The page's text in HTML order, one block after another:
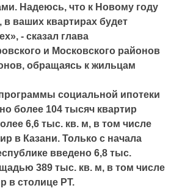
Надеюсь, что к Новому году
ваших квартирах будет
- сказал глава
и Московского районов
обращаясь к жильцам
социальной ипотеки
более 104 тысяч квартир
6,6 тыс. кв. м, в том числе
в Казани. Только с начала
введено 6,8 тыс.
389 тыс. кв. м, в том числе
в столице РТ.